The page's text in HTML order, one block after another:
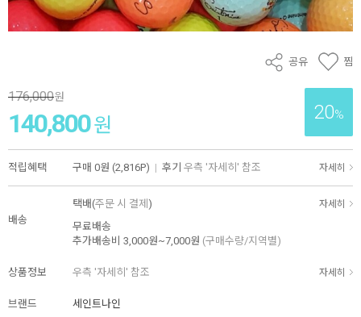
공유 찜
20%
176,000원
140,800원
적립혜택 구매 0원 (2,816P) | 후기 우측 '자세히' 참조 자세히
배송
택배(주문 시 결제 ) 자세히
무료배송
추가배송비 3,000원~7,000원 (구매수량/지역별)
상품정보 우측 '자세히' 참조 자세히
브랜드 세인트나인